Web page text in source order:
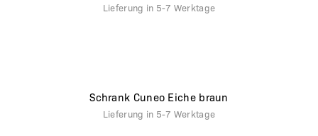
Lieferung in 5-7 Werktage
Schrank Cuneo Eiche braun
Lieferung in 5-7 Werktage